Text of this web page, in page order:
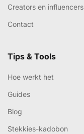
Creators en influencers
Contact
Tips & Tools
Hoe werkt het
Guides
Blog
Stekkies-kadobon